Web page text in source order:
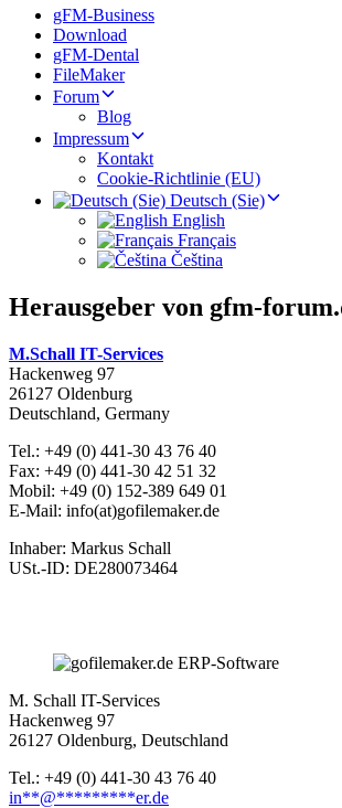
gFM-Business
Download
gFM-Dental
FileMaker
Forum
Blog
Impressum
Kontakt
Cookie-Richtlinie (EU)
Deutsch (Sie)
English
Français
Čeština
Herausgeber von gfm-
M.Schall IT-Services
Hackenweg 97
26127 Oldenburg
Deutschland, Germany
Tel.: +49 (0) 441-30 43 76 40
Fax: +49 (0) 441-30 42 51 32
Mobil: +49 (0) 152-389 649 01
E-Mail: info(at)gofilemaker.de
Inhaber: Markus Schall
USt.-ID: DE280073464
M. Schall IT-Services
Hackenweg 97
26127 Oldenburg, Deutschland
Tel.: +49 (0) 441-30 43 76 40
in**@*********er.de